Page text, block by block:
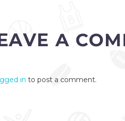
A
in to post a comment.